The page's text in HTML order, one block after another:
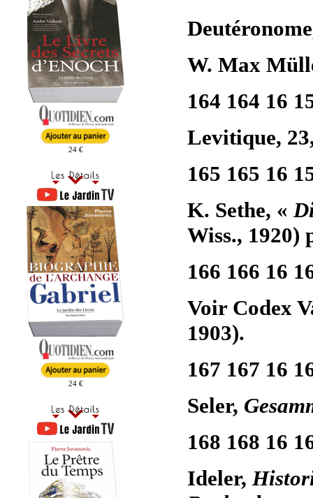
24 €
24 €
W. Max
164 164 16
Levitique,
165 165 16
K. Sethe, «
Wiss., 1920)
166 166 16
Voir Codex
1903).
167 167 16
Seler,
168 168 16
Ideler,